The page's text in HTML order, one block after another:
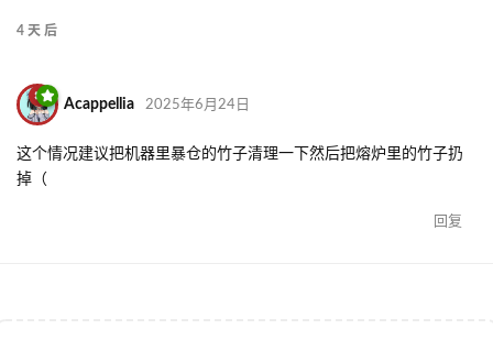
4 天 后
Acappellia 2025年6月24日
这个情况建议把机器里暴仓的竹子清理一下然后把熔炉里的竹子扔
掉（
回复